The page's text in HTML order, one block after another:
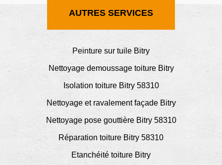
AUTRES SERVICES
Peinture sur tuile Bitry
Nettoyage demoussage toiture Bitry
Isolation toiture Bitry 58310
Nettoyage et ravalement façade Bitry
Nettoyage pose gouttière Bitry 58310
Réparation toiture Bitry 58310
Etanchéité toiture Bitry